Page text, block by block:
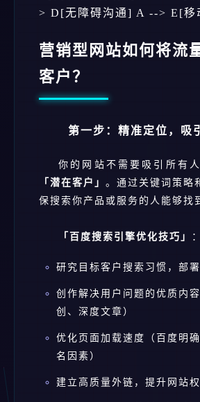
> D[无障碍沟通] A --> E[移
营销型网站如何将流
客户？
第一步：精准定位，吸
你的网站不需要吸引所有
「潜在客户」 。通过关键词策略
保搜索你产品或服务的人能够找
「百度搜索引擎优化技巧」 ：
研究目标客户搜索习惯，部
创作解决用户问题的优质内
创、深度文章）
优化页面加载速度（百度明
名因素）
建立高质量外链，提升网站